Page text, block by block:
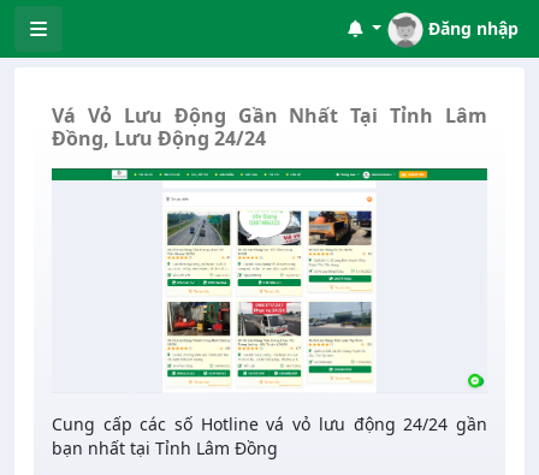
Đăng nhập
Vá Vỏ Lưu Động Gần Nhất Tại Tỉnh Lâm
Đồng, Lưu Động 24/24
Cung cấp các số Hotline vá vỏ lưu động 24/24 gần
bạn nhất tại Tỉnh Lâm Đồng